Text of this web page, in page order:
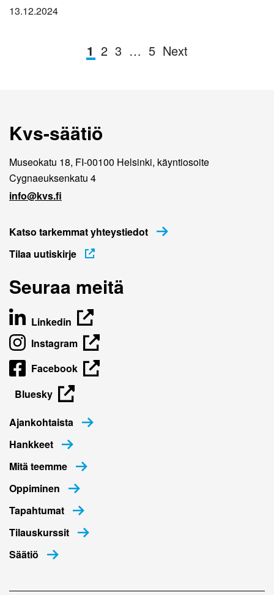
13.12.2024
1 2 3 … 5 Next
Kvs-säätiö
Museokatu 18, FI-00100 Helsinki, käyntiosoite
Cygnaeuksenkatu 4
info@kvs.fi
Katso tarkemmat yhteystiedot
Tilaa uutiskirje
Seuraa meitä
Linkedin
Instagram
Facebook
Bluesky
Ajankohtaista
Hankkeet
Mitä teemme
Oppiminen
Tapahtumat
Tilauskurssit
Säätiö